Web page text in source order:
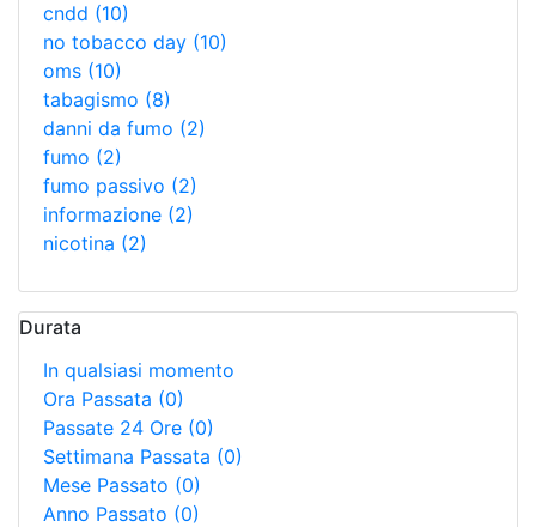
cndd (10)
no tobacco day (10)
oms (10)
tabagismo (8)
danni da fumo (2)
fumo (2)
fumo passivo (2)
informazione (2)
nicotina (2)
Durata
In qualsiasi momento
Ora Passata (0)
Passate 24 Ore (0)
Settimana Passata (0)
Mese Passato (0)
Anno Passato (0)